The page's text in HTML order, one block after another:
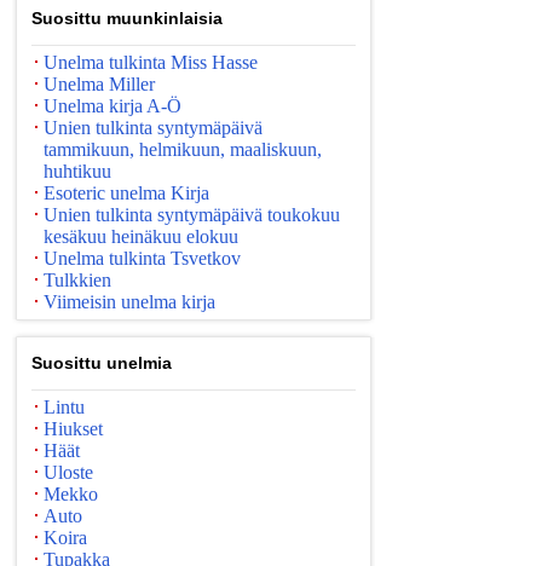
Suosittu muunkinlaisia
Unelma tulkinta Miss Hasse
Unelma Miller
Unelma kirja A-Ö
Unien tulkinta syntymäpäivä
tammikuun, helmikuun, maaliskuun,
huhtikuu
Esoteric unelma Kirja
Unien tulkinta syntymäpäivä toukokuu
kesäkuu heinäkuu elokuu
Unelma tulkinta Tsvetkov
Tulkkien
Viimeisin unelma kirja
Suosittu unelmia
Lintu
Hiukset
Häät
Uloste
Mekko
Auto
Koira
Tupakka